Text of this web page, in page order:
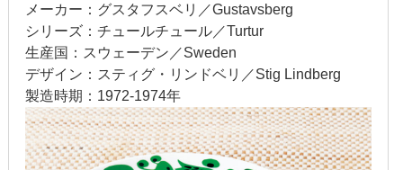
2020年2月
2020年1月
2019年11月
メーカー：グスタフスベリ／Gustavsberg
シリーズ：チュールチュール／Turtur
生産国：スウェーデン／Sweden
デザイン：スティグ・リンドベリ／Stig Lindberg
製造時期：1972-1974年